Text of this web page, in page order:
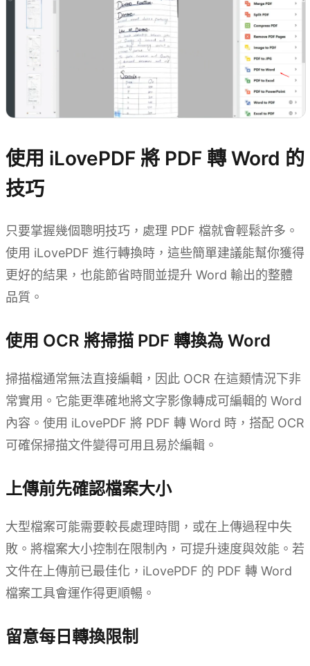
使用 iLovePDF 將 PDF 轉 Word 的
技巧
只要掌握幾個聰明技巧，處理 PDF 檔就會輕鬆許多。
使用 iLovePDF 進行轉換時，這些簡單建議能幫你獲得
更好的結果，也能節省時間並提升 Word 輸出的整體
品質。
使用 OCR 將掃描 PDF 轉換為 Word
掃描檔通常無法直接編輯，因此 OCR 在這類情況下非
常實用。它能更準確地將文字影像轉成可編輯的 Word
內容。使用 iLovePDF 將 PDF 轉 Word 時，搭配 OCR
可確保掃描文件變得可用且易於編輯。
上傳前先確認檔案大小
大型檔案可能需要較長處理時間，或在上傳過程中失
敗。將檔案大小控制在限制內，可提升速度與效能。若
文件在上傳前已最佳化，iLovePDF 的 PDF 轉 Word
檔案工具會運作得更順暢。
留意每日轉換限制